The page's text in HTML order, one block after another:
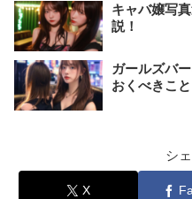
キャバ嬢写
説！
ガールズバ
おくべきこと
シ
X